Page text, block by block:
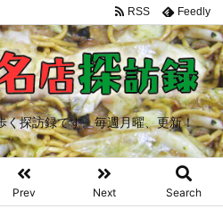
く探訪録です。毎週月曜、更新！
Prev Next Search
RSS Feedly